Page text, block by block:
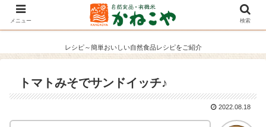
レシピ～簡単おいしい自然食品レシピをご紹介
トマトみそでサンドイッチ♪
2022.08.18
メニュー 検索